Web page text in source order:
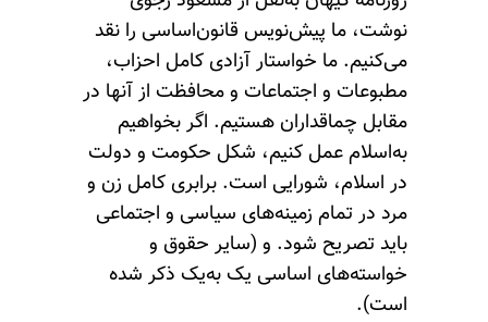
نوشت، ما پیش‌نویس قانون‌اساسی را نقد
می‌کنیم. ما خواستار آزادی کامل احزاب،
مطبوعات و اجتماعات و محافظت از آنها در
مقابل چماقداران هستیم. اگر بخواهیم
به‌اسلام عمل کنیم، شکل حکومت و دولت
در اسلام، شورایی است. برابری کامل زن و
مرد در تمام زمینه‌های سیاسی و اجتماعی
باید تصریح شود. و (سایر حقوق و
خواسته‌های اساسی یک به‌یک ذکر شده
است).